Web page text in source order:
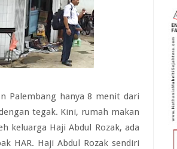
Palembang hanya 8 menit dari
tegak. Kini, rumah makan
keluarga Haji Abdul Rozak, ada
HAR. Haji Abdul Rozak sendiri